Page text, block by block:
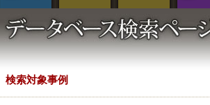
検索対象事例